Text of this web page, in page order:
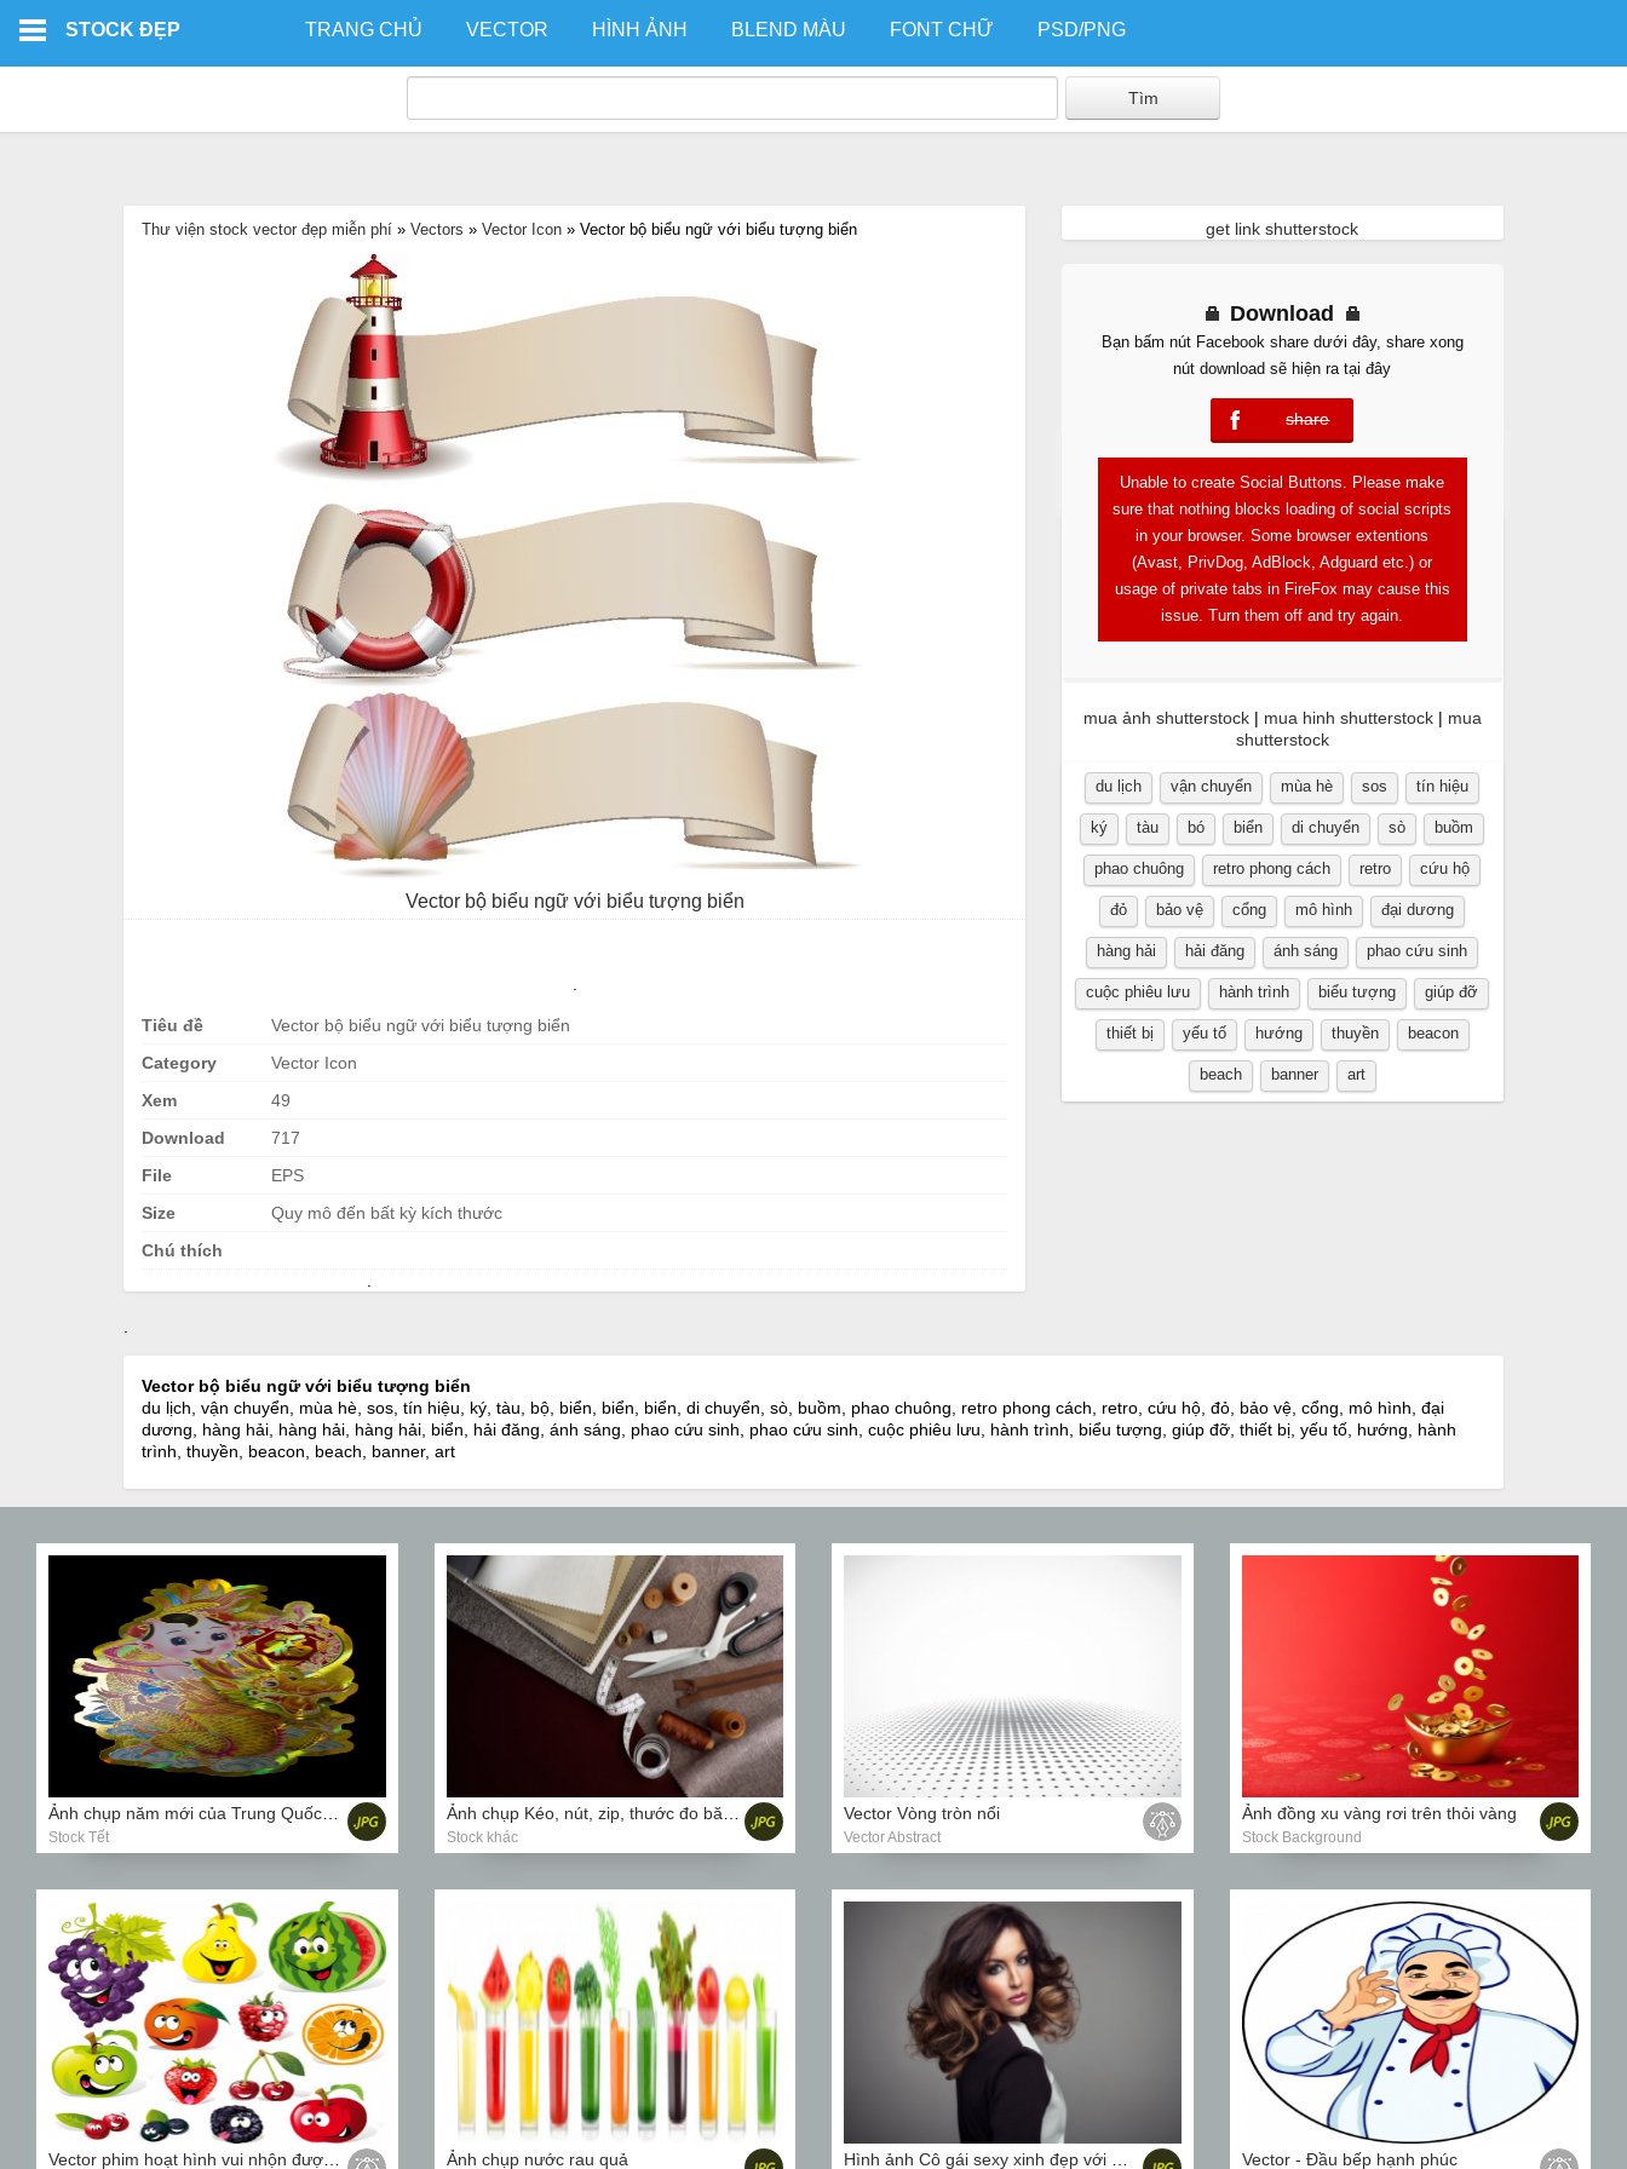
STOCK ĐẸP TRANG CHỦ VECTOR HÌNH ẢNH BLEND MÀU FONT CHỮ PSD/PNG
Thư viện stock vector đẹp miễn phí » Vectors » Vector Icon » Vector bộ biểu ngữ với biểu tượng biển
Vector bộ biểu ngữ với biểu tượng biển
Tiêu đề
Vector bộ biểu ngữ với biểu tượng biển
Category
Vector Icon
Xem
49
Download
717
File
EPS
Size
Quy mô đến bất kỳ kích thước
Chú thích
get link shutterstock
Free Download
Download
Bạn bấm nút Facebook share dưới đây, share xong
nút download sẽ hiện ra tại đây
share
error
Unable to create Social Buttons. Please make
sure that nothing blocks loading of social scripts
in your browser. Some browser extentions
(Avast, PrivDog, AdBlock, Adguard etc.) or
usage of private tabs in FireFox may cause this
issue. Turn them off and try again.
mua ảnh shutterstock| mua hinh shutterstock| mua
shutterstock
du lịch vận chuyển mùa hè sos tín hiệu
ký tàu bó biển di chuyển sò buồm
phao chuông retro phong cách retro cứu hộ
đỏ bảo vệ cổng mô hình đại dương
hàng hải hải đăng ánh sáng phao cứu sinh
cuộc phiêu lưu hành trình biểu tượng giúp đỡ
thiết bị yếu tố hướng thuyền beacon
beach banner art
Vector bộ biểu ngữ với biểu tượng biển
du lịch, vận chuyển, mùa hè, sos, tín hiệu, ký, tàu, bộ, biển, biển, biển, di chuyển, sò, buồm, phao chuông, retro phong cách, retro, cứu hộ, đỏ, bảo vệ, cổng, mô hình, đại
dương, hàng hải, hàng hải, hàng hải, biển, hải đăng, ánh sáng, phao cứu sinh, phao cứu sinh, cuộc phiêu lưu, hành trình, biểu tượng, giúp đỡ, thiết bị, yếu tố, hướng, hành
trình, thuyền, beacon, beach, banner, art
Stock Tết Stock khác
Vector Vòng tròn nổi
Vector Abstract
Ảnh đồng xu vàng rơi trên thỏi vàng
Stock Background
Ảnh chụp nước rau quả Vector - Đầu bếp hạnh phúc